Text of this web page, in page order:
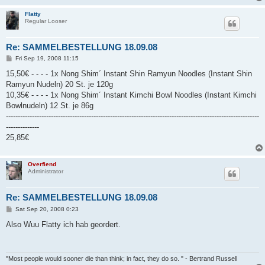
Flatty
Regular Looser
Re: SAMMELBESTELLUNG 18.09.08
P
s
Fri Sep 19, 2008 11:15
15,50€ - - - - 1x Nong Shim´ Instant Shin Ramyun Noodles (Instant Shin
Ramyun Nudeln) 20 St. je 120g
10,35€ - - - - 1x Nong Shim´ Instant Kimchi Bowl Noodles (Instant Kimchi
Bowlnudeln) 12 St. je 86g
-----------------------------------------------------------------------------------------------------------
--------------
25,85€
Overfiend
Administrator
Re: SAMMELBESTELLUNG 18.09.08
P
s
Sat Sep 20, 2008 0:23
Also Wuu Flatty ich hab geordert.
"Most people would sooner die than think; in fact, they do so. " - Bertrand Russell